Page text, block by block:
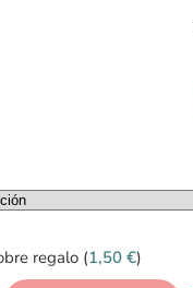
regalo (1,50 €)